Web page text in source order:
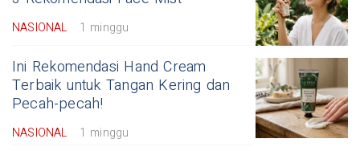
NASIONAL 1 minggu
Ini Rekomendasi Hand Cream
Terbaik untuk Tangan Kering dan
Pecah-pecah!
NASIONAL 1 minggu